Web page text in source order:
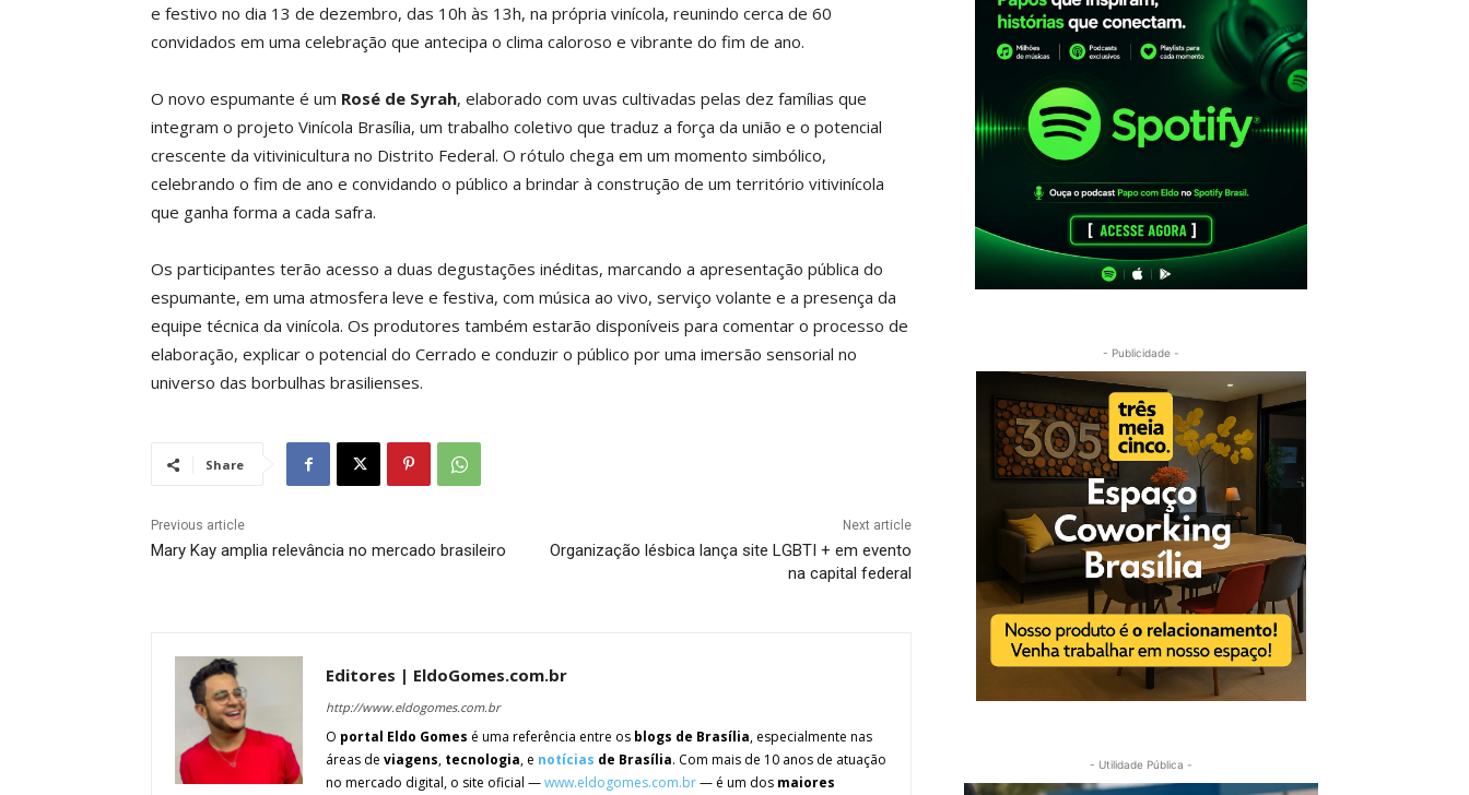
e festivo no dia 13 de dezembro, das 10h às 13h, na própria vinícola, reunindo cerca de 60
convidados em uma celebração que antecipa o clima caloroso e vibrante do fim de ano.
O novo espumante é um Rosé de Syrah, elaborado com uvas cultivadas pelas dez famílias que
integram o projeto Vinícola Brasília, um trabalho coletivo que traduz a força da união e o potencial
crescente da vitivinicultura no Distrito Federal. O rótulo chega em um momento simbólico,
celebrando o fim de ano e convidando o público a brindar à construção de um território vitivinícola
que ganha forma a cada safra.
Os participantes terão acesso a duas degustações inéditas, marcando a apresentação pública do
espumante, em uma atmosfera leve e festiva, com música ao vivo, serviço volante e a presença da
equipe técnica da vinícola. Os produtores também estarão disponíveis para comentar o processo de
elaboração, explicar o potencial do Cerrado e conduzir o público por uma imersão sensorial no
universo das borbulhas brasilienses.
Share
Previous article
Mary Kay amplia relevância no mercado brasileiro
Next article
Organização lésbica lança site LGBTI + em evento
na capital federal
Editores | EldoGomes.com.br
http://www.eldogomes.com.br
O portal Eldo Gomes é uma referência entre os blogs de Brasília, especialmente nas
áreas de viagens, tecnologia, e notícias de Brasília. Com mais de 10 anos de atuação
no mercado digital, o site oficial —www.eldogomes.com.br— é um dos maiores
- Publicidade -
- Utilidade Pública -